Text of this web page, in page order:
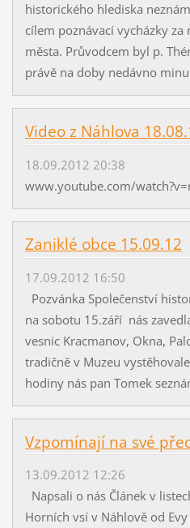
historického hlediska
cílem poznávací vycházky
města. Průvodcem byl p.
právě na doby nedávno
Video z Náhlova
18.09.2012 20:38
www.youtube.com/
Zaniklé obce 15.09.12
17.09.2012 16:50
Pozvánka Společenství
na sobotu 15.září nás
vesnic Kracmanov, Okna,
tradičně v Muzeu
hodiny nás pan Tomek
Vzpomínají na své
13.09.2012 12:26
Napsali o nás Článek v
Horních vsí v Náhlově od